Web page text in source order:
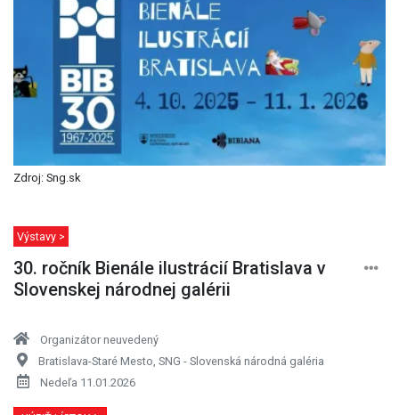
Zdroj: Sng.sk
Výstavy >
30. ročník Bienále ilustrácií Bratislava v
Slovenskej národnej galérii
Organizátor neuvedený
Bratislava-Staré Mesto, SNG - Slovenská národná galéria
Nedeľa 11.01.2026